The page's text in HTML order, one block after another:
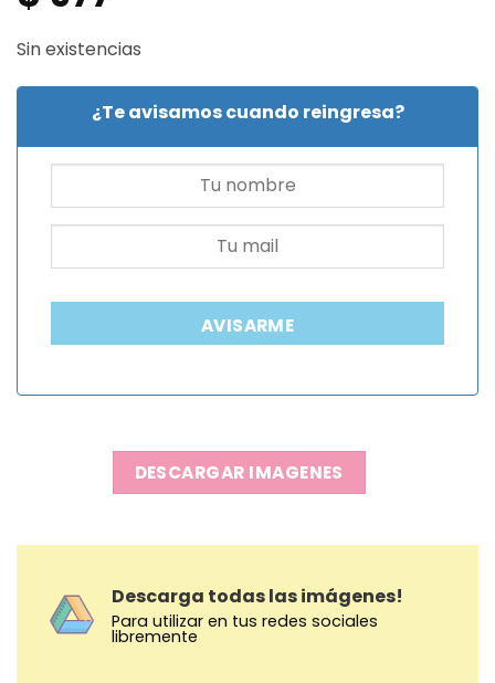
Sin existencias
¿Te avisamos cuando reingresa?
AVISARME
DESCARGAR IMAGENES
Descarga todas las imágenes!
Para utilizar en tus redes sociales
libremente